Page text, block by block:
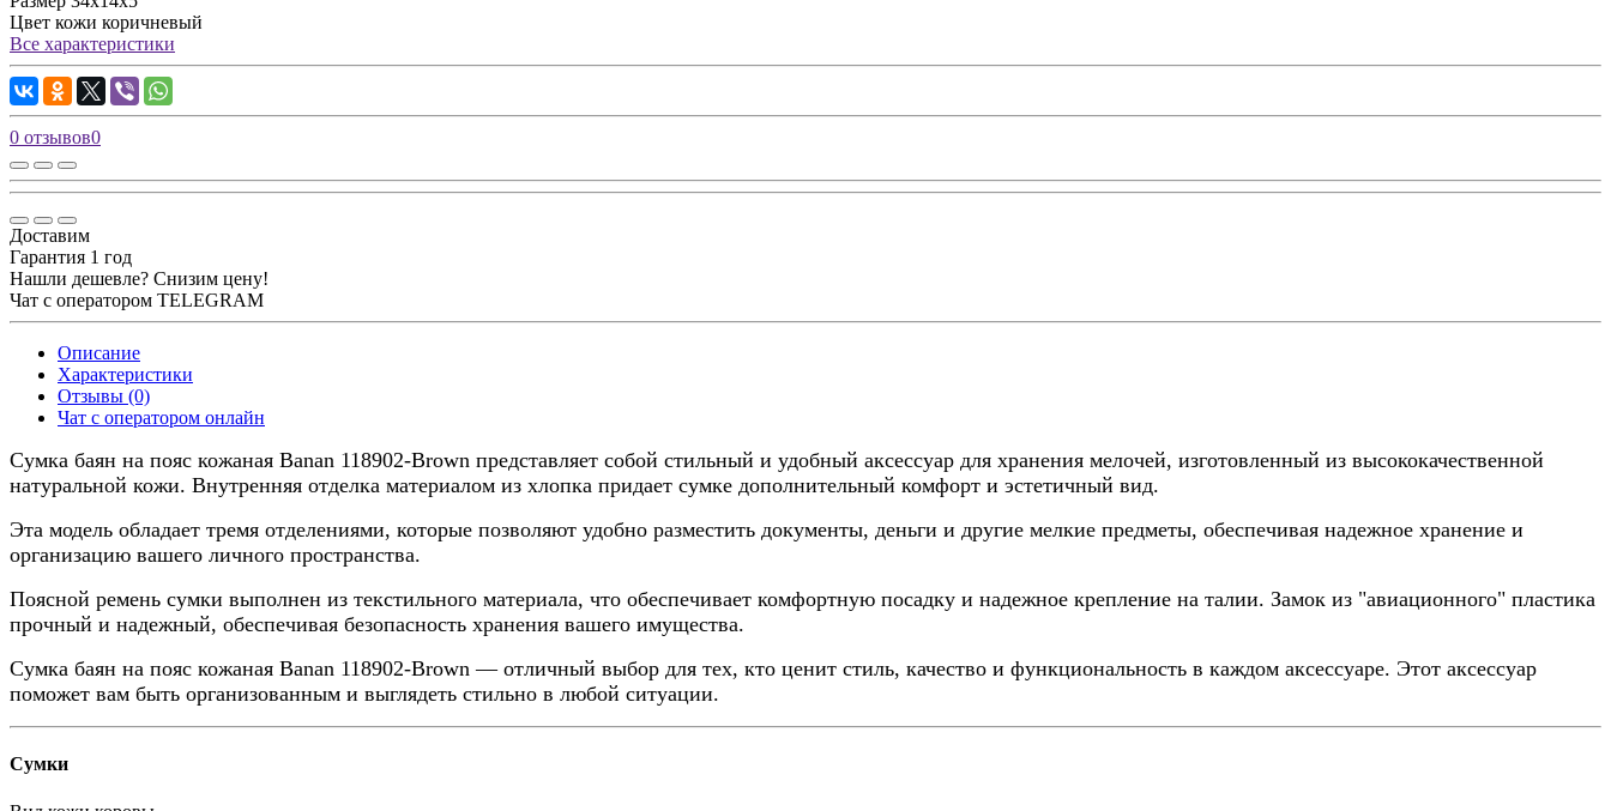
Цвет кожи коричневый
Все характеристики
0 отзывов0
Доставим
Гарантия 1 год
Нашли дешевле? Снизим цену!
Чат с оператором TELEGRAM
Описание
Характеристики
Отзывы (0)
Чат с оператором онлайн
Сумка баян на пояс кожаная Banan 118902-Brown представляет собой стильный и удобный аксессуар для хранения мелочей, изготовленный из высококачественной
натуральной кожи. Внутренняя отделка материалом из хлопка придает сумке дополнительный комфорт и эстетичный вид.
Эта модель обладает тремя отделениями, которые позволяют удобно разместить документы, деньги и другие мелкие предметы, обеспечивая надежное хранение и
организацию вашего личного пространства.
Поясной ремень сумки выполнен из текстильного материала, что обеспечивает комфортную посадку и надежное крепление на талии. Замок из "авиационного" пластика
прочный и надежный, обеспечивая безопасность хранения вашего имущества.
Сумка баян на пояс кожаная Banan 118902-Brown — отличный выбор для тех, кто ценит стиль, качество и функциональность в каждом аксессуаре. Этот аксессуар
поможет вам быть организованным и выглядеть стильно в любой ситуации.
Сумки